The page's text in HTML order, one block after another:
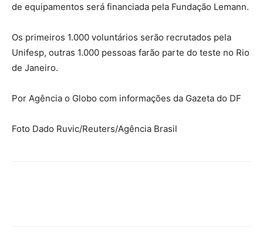
de equipamentos será financiada pela Fundação Lemann.
Os primeiros 1.000 voluntários serão recrutados pela
Unifesp, outras 1.000 pessoas farão parte do teste no Rio
de Janeiro.
Por Agência o Globo com informações da Gazeta do DF
Foto Dado Ruvic/Reuters/Agência Brasil